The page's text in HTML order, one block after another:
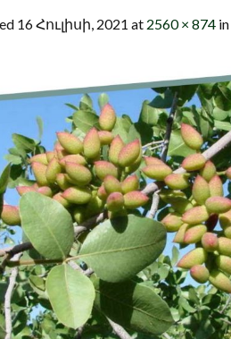
16 Հուլիսի, 2021 at 2560 × 874 in